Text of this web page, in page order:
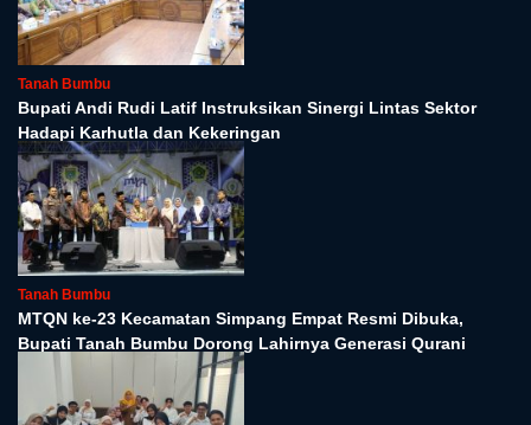
Tanah Bumbu
Bupati Andi Rudi Latif Instruksikan Sinergi Lintas Sektor
Hadapi Karhutla dan Kekeringan
Tanah Bumbu
MTQN ke-23 Kecamatan Simpang Empat Resmi Dibuka,
Bupati Tanah Bumbu Dorong Lahirnya Generasi Qurani